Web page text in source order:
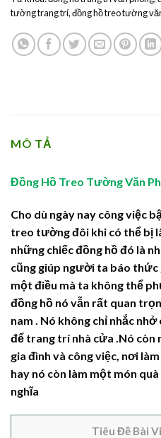
tường trang trí,đồng hồ treo tường
MÔ TẢ
Đồng Hồ Treo Tường Văn
Cho dù ngày nay công việc
treo tường đôi khi có thể bị
những chiếc đồng hồ đó là
cũng giúp người ta báo thức
một điều mà ta không thể
đồng hồ nó vẫn rất quan
nam . Nó không chỉ nhắc
để trang trí nhà cửa .Nó còn
gia đình và công việc, nơi
hay nó còn làm một món
nghĩa
Tiêu Đề Bài